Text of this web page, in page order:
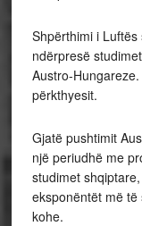
Shpërthimi i
ndërpresë
Austro-
përkthyesit.
Gjatë pushtimit
një periudhë me
studimet
eksponëntët më
kohe.